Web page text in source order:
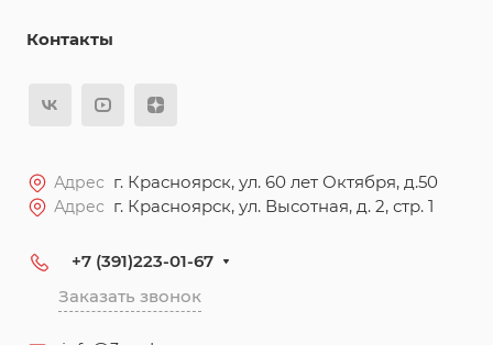
Контакты
Адрес г. Красноярск, ул. 60 лет Октября, д.50
Адрес г. Красноярск, ул. Высотная, д. 2, стр. 1
+7 (391)223-01-67
Заказать звонок